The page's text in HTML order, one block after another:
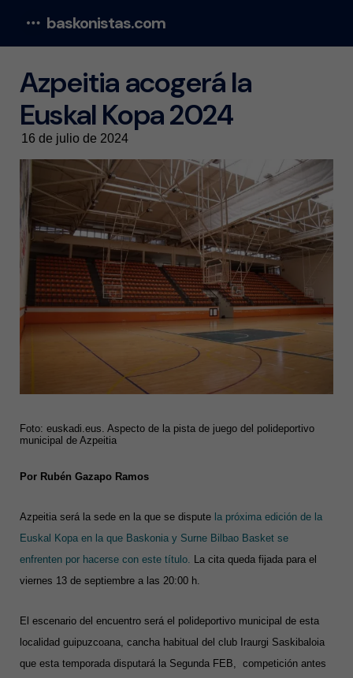
baskonistas.com
Azpeitia acogerá la
Euskal Kopa 2024
16 de julio de 2024
Foto: euskadi.eus. Aspecto de la pista de juego del polideportivo
municipal de Azpeitia
Por Rubén Gazapo Ramos
Azpeitia será la sede en la que se dispute la próxima edición de la
Euskal Kopa en la que Baskonia y Surne Bilbao Basket se
enfrenten por hacerse con este título. La cita queda fijada para el
viernes 13 de septiembre a las 20:00 h.
El escenario del encuentro será el polideportivo municipal de esta
localidad guipuzcoana, cancha habitual del club Iraurgi Saskibaloia
que esta temporada disputará la Segunda FEB, competición antes